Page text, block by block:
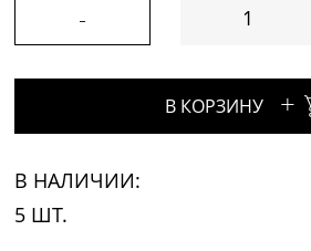
-
В КОРЗИНУ +
В НАЛИЧИИ:
5 ШТ.